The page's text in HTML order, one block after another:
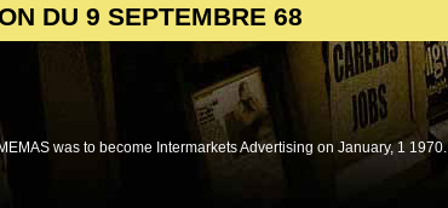
DU 9 SEPTEMBRE 68
was to become Intermarkets Advertising on January, 1 1970.